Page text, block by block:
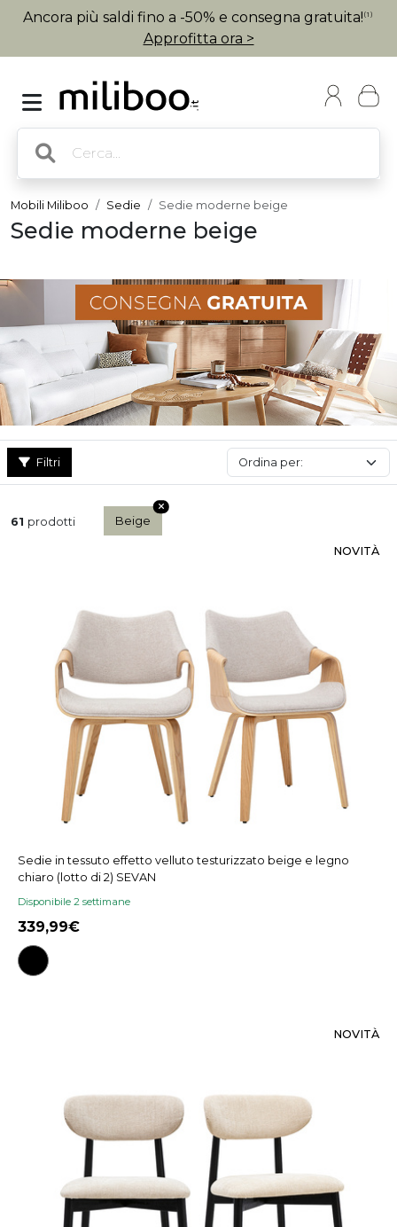
Ancora più saldi fino a -50% e consegna gratuita! (1)
Approfitta ora >
Mobili Miliboo Sedie Sedie moderne beige
Sedie moderne beige
Filtri
61 prodotti Beige
NOVITÀ
Sedie in tessuto effetto velluto testurizzato beige e legno
chiaro (lotto di 2) SEVAN
Disponibile 2 settimane
339,99
NOVITÀ